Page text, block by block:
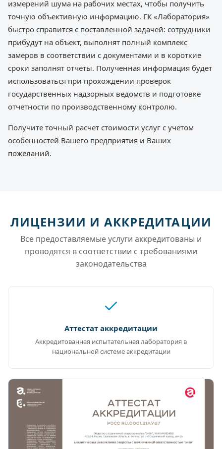
измерений шума на рабочих местах, чтобы получить
точную объективную информацию. ГК «Лаборатория»
быстро справится с поставленной задачей: сотрудники
прибудут на объект, выполнят полный комплекс
замеров в соответствии с документами и в короткие
сроки заполнят отчеты. Полученная информация будет
использоваться при прохождении проверок
государственных надзорных ведомств и подготовке
отчетности по производственному контролю.
Получите точный расчет стоимости услуг с учетом
особенностей Вашего предприятия и Ваших
пожеланий.
ЛИЦЕНЗИИ И АККРЕДИТАЦИИ
Все предоставляемые услуги аккредитованы и
проводятся в соответствии с требованиями
законодательства
Аттестат аккредитации
Аккредитованная испытательная лаборатория в
национальной системе аккредитации